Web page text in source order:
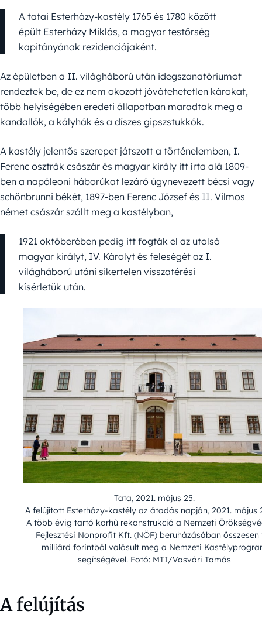
A tatai Esterházy-kastély 1765 és 1780 között
épült Esterházy Miklós, a magyar testőrség
kapitányának rezidenciájaként.
Az épületben a II. világháború után idegszanatóriumot
rendeztek be, de ez nem okozott jóvátehetetlen károkat,
több helyiségében eredeti állapotban maradtak meg a
kandallók, a kályhák és a díszes gipszstukkók.
A kastély jelentős szerepet játszott a történelemben, I.
Ferenc osztrák császár és magyar király itt írta alá 1809-
ben a napóleoni háborúkat lezáró úgynevezett bécsi vagy
schönbrunni békét, 1897-ben Ferenc József és II. Vilmos
német császár szállt meg a kastélyban,
1921 októberében pedig itt fogták el az utolsó
magyar királyt, IV. Károlyt és feleségét az I.
világháború utáni sikertelen visszatérési
kísérletük után.
Tata, 2021. május 25.
A felújított Esterházy-kastély az átadás napján, 2021. május
A több évig tartó korhû rekonstrukció a Nemzeti
Fejlesztési Nonprofit Kft. (NÖF) beruházásában összesen
milliárd forintból valósult meg a Nemzeti
segítségével. Fotó: MTI/Vasvári Tamás
A felújítás